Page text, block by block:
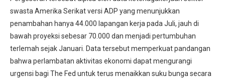
swasta Amerika Serikat versi ADP yang menunjukkan
penambahan hanya 44.000 lapangan kerja pada Juli, jauh di
bawah proyeksi sebesar 70.000 dan menjadi pertumbuhan
terlemah sejak Januari. Data tersebut memperkuat pandangan
bahwa perlambatan aktivitas ekonomi dapat mengurangi
urgensi bagi The Fed untuk terus menaikkan suku bunga secara